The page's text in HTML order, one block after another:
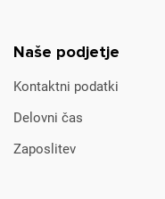
Naše podjetje
Kontaktni podatki
Delovni čas
Zaposlitev